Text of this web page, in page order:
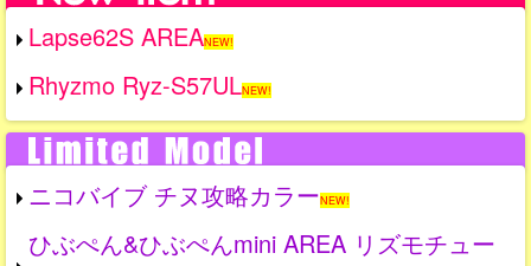
Lapse62S AREANEW!
Rhyzmo Ryz-S57ULNEW!
ニコバイブ チヌ攻略カラーNEW!
ひぶぺん&ひぶぺんmini AREA リズモチュー